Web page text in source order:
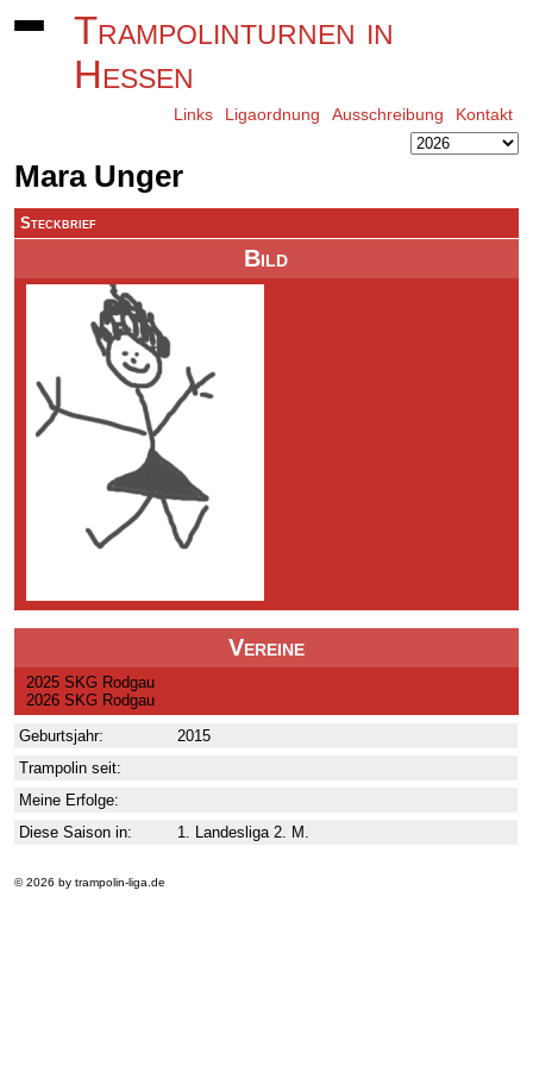
Trampolinturnen in
Hessen
Links Ligaordnung Ausschreibung Kontakt
Mara Unger
Bild
Vereine
2025 SKG Rodgau
2026 SKG Rodgau
Steckbrief
Geburtsjahr:
2015
Trampolin seit:
Meine Erfolge:
Diese Saison in:
1. Landesliga 2. M.
© 2026 by trampolin-liga.de